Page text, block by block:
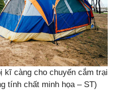
kĩ càng cho chuyến cắm trại
tính chất minh họa – ST)